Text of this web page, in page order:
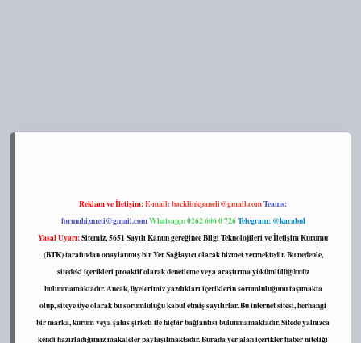
Reklam ve İletişim:E-mail:backlinkpaneli@gmail.comTeams:
forumhizmeti@gmail.comWhatsapp: 0262 606 0 726Telegram: @karabul
Yasal Uyarı:Sitemiz, 5651 Sayılı Kanun gereğince Bilgi Teknolojileri ve İletişim Kurumu
(BTK) tarafından onaylanmış bir Yer Sağlayıcı olarak hizmet vermektedir. Bu nedenle,
sitedeki içerikleri proaktif olarak denetleme veya araştırma yükümlülüğümüz
bulunmamaktadır. Ancak, üyelerimiz yazdıkları içeriklerin sorumluluğunu taşımakta
olup, siteye üye olarak bu sorumluluğu kabul etmiş sayılırlar. Bu internet sitesi, herhangi
bir marka, kurum veya şahıs şirketi ile hiçbir bağlantısı bulunmamaktadır. Sitede yalnızca
kendi hazırladığımız makaleler paylaşılmaktadır. Burada yer alan içerikler haber niteliği